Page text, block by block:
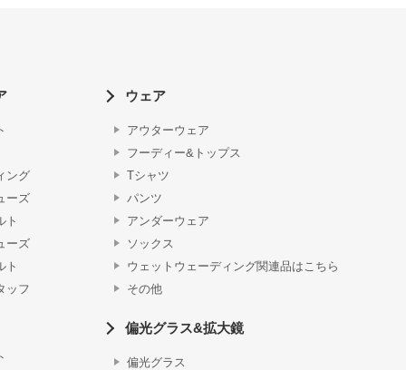
ング
ーズ
ト
ーズ
ト
ッフ
ウェア
アウターウェア
フーディー&トップス
Tシャツ
パンツ
アンダーウェア
ソックス
ウェットウェーディング関連品はこちら
その他
偏光グラス&拡大鏡
偏光グラス